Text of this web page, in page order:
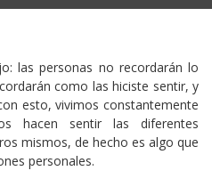
las personas no recordarán lo
como las hiciste sentir, y
esto, vivimos constantemente
hacen sentir las diferentes
mismos, de hecho es algo que
personales.